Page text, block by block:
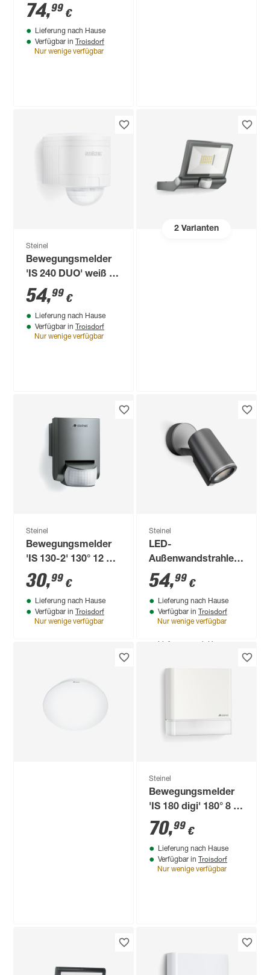
'XSolar' neutralweiß
IP 44 24,2 x 22,7 x 5
cm
74,99 €
Lieferung nach Hause
Verfügbar in Troisdorf
Nur wenige verfügbar
Außenwandstrahler
'XLED ONE ' 17,8 W
2050 lm warmweiß
IP 44 22,9 x 19,5 cm
99€
Steinel
Bewegungsmelder
'IS 240 DUO' weiß 6
x 9 x 10 cm
54,99 €
Lieferung nach Hause
Verfügbar in Troisdorf
Nur wenige verfügbar
2Varianten
Außenwandstrahler
'XLED ONE ' mit
Bewegungssensor
18,6 W 2050 lm
59,99€
Steinel
Bewegungsmelder
'IS 130-2' 130° 12 m
anthrazit
schwenkbar
30,99 €
Lieferung nach Hause
Verfügbar in Troisdorf
Nur wenige verfügbar
Steinel
LED-
Außenwandstrahler
'Spot ONE S Sensor'
mit
Bewegungssensor
7,47 W 512 lm
54,99 €
Lieferung nach Hause
Verfügbar in Troisdorf
Nur wenige verfügbar
'RS 16 LED' 9,3 W
Steinel
Bewegungsmelder
'IS 180 digi' 180° 8 m
weiß mit smartem
Sensor
70,99 €
Lieferung nach Hause
Verfügbar in Troisdorf
Nur wenige verfügbar